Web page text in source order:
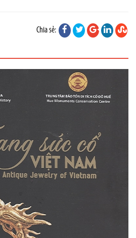
Chia sẻ: